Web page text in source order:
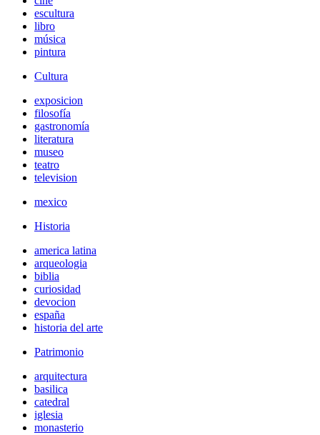
escultura
libro
música
pintura
Cultura
exposicion
filosofía
gastronomía
literatura
museo
teatro
television
mexico
Historia
america latina
arqueologia
biblia
curiosidad
devocion
españa
historia del arte
Patrimonio
arquitectura
basilica
catedral
iglesia
monasterio